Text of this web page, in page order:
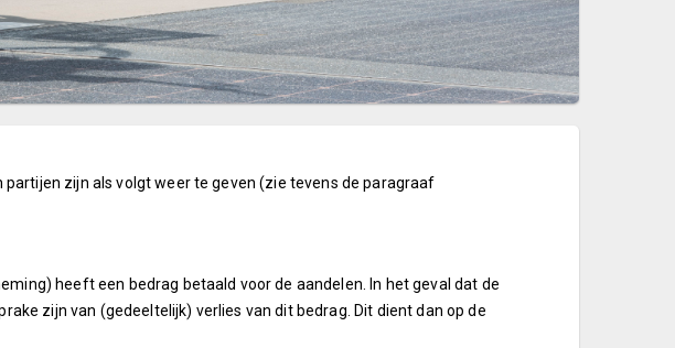
partijen zijn als volgt weer te geven (zie tevens de paragraaf
heeft een bedrag betaald voor de aandelen. In het geval dat de
zijn van (gedeeltelijk) verlies van dit bedrag. Dit dient dan op de